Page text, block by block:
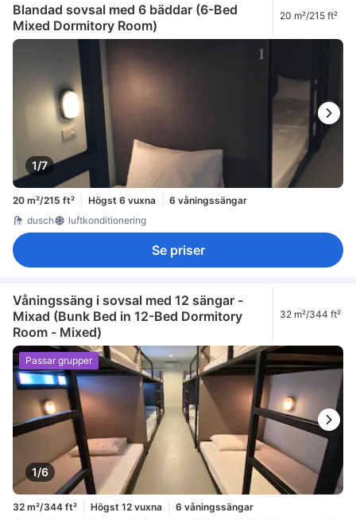
Blandad sovsal med 6 bäddar (6-Bed
Mixed Dormitory Room)
20 m²/215 ft²
1/7
20 m²/215 ft² Högst 6 vuxna
6 våningssängar
dusch
luftkonditionering
Se priser
Våningssäng i sovsal med 12 sängar -
Mixad (Bunk Bed in 12-Bed Dormitory
Room - Mixed)
32 m²/344 ft²
1/6
Passar grupper
32 m²/344 ft² Högst 12 vuxna
6 våningssängar